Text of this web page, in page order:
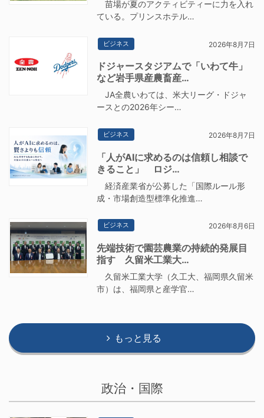
苗場が夏のアクティビティーに力を入れ
ている。プリンスホテル…
ビジネス 2026年8月7日
ドジャースタジアムで「いわて牛」
など岩手県産農畜産…
JA全農いわては、米大リーグ・ドジャ
ースとの2026年シー…
ビジネス 2026年8月7日
「人がAIに求めるのは信頼し相談で
きること」 ロジ…
経済産業省が公募した「国際ルール形
成・市場創造型標準化推進…
ビジネス 2026年8月6日
先端技術で園芸農業の持続的発展目
指す 久留米工業大…
久留米工業大学（久工大、福岡県久留米
市）は、福岡県と産学官…
もっと見る
政治・国際